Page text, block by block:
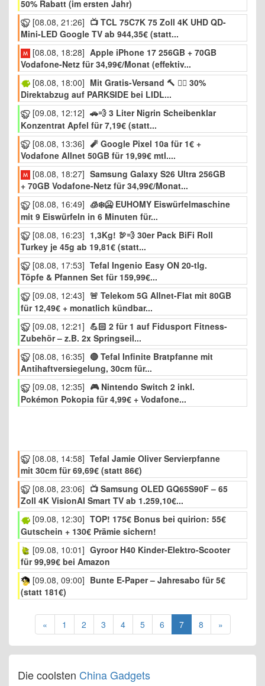
50% Rabatt (im ersten Jahr)
[08.08, 21:26] 📺 TCL 75C7K 75 Zoll 4K UHD QD-
Mini-LED Google TV ab 944,35€ (statt...
[08.08, 18:28] Apple iPhone 17 256GB + 70GB
Vodafone-Netz für 34,99€/Monat (effektiv...
[08.08, 18:00] Mit Gratis-Versand 🔨 👷‍♂️ 30%
Direktabzug auf PARKSIDE bei LIDL...
[09.08, 12:12] 🚗💨 3 Liter Nigrin Scheibenklar
Konzentrat Apfel für 7,19€ (statt...
[08.08, 13:36] 🧨 Google Pixel 10a für 1€ +
Vodafone Allnet 50GB für 19,99€ mtl....
[08.08, 18:27] Samsung Galaxy S26 Ultra 256GB
+ 70GB Vodafone-Netz für 34,99€/Monat...
[08.08, 16:49] 🧊❄️🥶 EUHOMY Eiswürfelmaschine
mit 9 Eiswürfeln in 6 Minuten für...
[08.08, 16:23] 1,3Kg! 🦃💨 30er Pack BiFi Roll
Turkey je 45g ab 19,81€ (statt...
[08.08, 17:53] Tefal Ingenio Easy ON 20-tlg.
Töpfe & Pfannen Set für 159,99€...
[09.08, 12:43] 🚨 Telekom 5G Allnet-Flat mit 80GB
für 12,49€ + monatlich kündbar...
[09.08, 12:21] 💪🏻 2 für 1 auf Fidusport Fitness-
Zubehör – z.B. 2x Springseil...
[08.08, 16:35] 🔴 Tefal Infinite Bratpfanne mit
Antihaftversiegelung, 30cm für...
[09.08, 12:35] 🎮 Nintendo Switch 2 inkl.
Pokémon Pokopia für 4,99€ + Vodafone...
[08.08, 14:58] Tefal Jamie Oliver Servierpfanne
mit 30cm für 69,69€ (statt 86€)
[08.08, 23:06] 📺 Samsung OLED GQ65S90F – 65
Zoll 4K VisionAI Smart TV ab 1.259,10€...
[09.08, 12:30] TOP! 175€ Bonus bei quirion: 55€
Gutschein + 130€ Prämie sichern!
[09.08, 10:01] Gyroor H40 Kinder-Elektro-Scooter
für 99,99€ bei Amazon
[09.08, 09:00] Bunte E-Paper – Jahresabo für 5€
(statt 181€)
« 1 2 3 4 5 6 7(current)
8 »
Die coolsten China Gadgets